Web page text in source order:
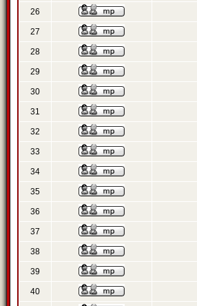
26
27
28
29
30
31
32
33
34
35
36
37
38
39
40